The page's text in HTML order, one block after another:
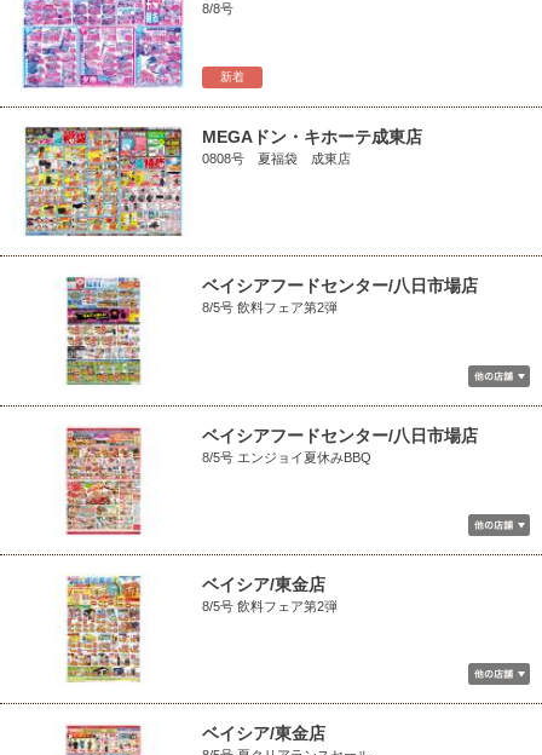
新着
8/8号
MEGAドン・キホーテ成東店
0808号 夏福袋 成東店
ベイシアフードセンター/八日市場店
8/5号 飲料フェア第2弾
ベイシアフードセンター/八日市場店
8/5号 エンジョイ夏休みBBQ
ベイシア/東金店
8/5号 飲料フェア第2弾
ベイシア/東金店